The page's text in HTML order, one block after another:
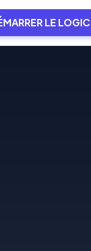
LE